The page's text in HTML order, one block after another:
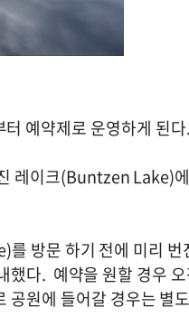
예약제로 운영하게 된다.
레이크(Buntzen Lake)
방문 하기 전에 미리 번
다. 예약을 원할 경우
공원에 들어갈 경우는 별